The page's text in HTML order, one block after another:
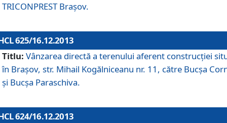
TRICONPREST Braşov.
625/16.12.2013
Titlu: Vânzarea directă a terenului aferent construcţiei
în Braşov, str. Mihail Kogălniceanu nr. 11, către Bucşa
şi Bucşa Paraschiva.
624/16.12.2013